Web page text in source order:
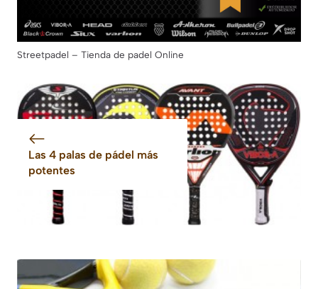
Streetpadel – Tienda de padel Online
Las 4 palas de pádel más
potentes